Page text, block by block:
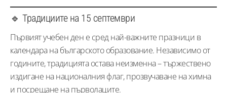
🔹 Традициите на 15 септември
Първият учебен ден е сред най-важните празници в
календара на българското образование. Независимо от
годините, традицията остава неизменна – тържествено
издигане на националния флаг, прозвучаване на химна
и посрещане на първолаците.